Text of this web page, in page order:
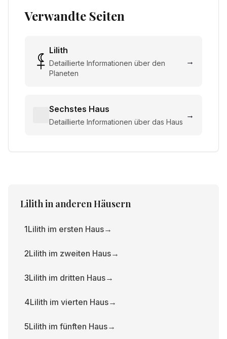
Verwandte Seiten
Lilith
Detaillierte Informationen über den
Planeten
→
Sechstes Haus
Detaillierte Informationen über das Haus
→
Lilithin anderen Häusern
1Lilith im ersten Haus→
2Lilith im zweiten Haus→
3Lilith im dritten Haus→
4Lilith im vierten Haus→
5Lilith im fünften Haus→